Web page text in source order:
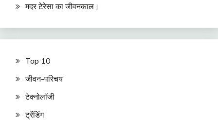
मदर टेरेसा का जीवनकाल।
Top 10
जीवन-परिचय
टेक्नोलॉजी
ट्रेंडिंग